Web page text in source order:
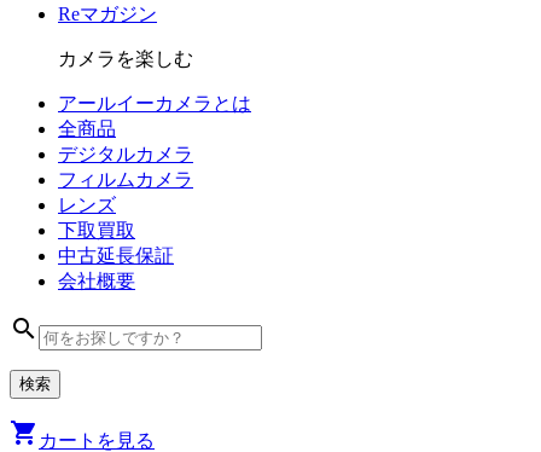
Reマガジン
カメラを楽しむ
アールイーカメラとは
全商品
デジタルカメラ
フィルム カメラ
レンズ
下取買取
中古延長保証
会社概要
search
shopping_cart カートを見る